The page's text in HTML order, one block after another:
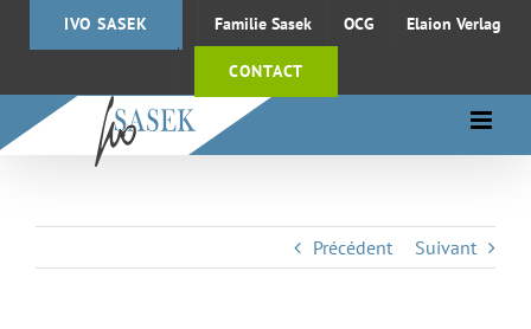
IVO SASEK Familie Sasek OCG Elaion Verlag
CONTACT
Précédent Suivant